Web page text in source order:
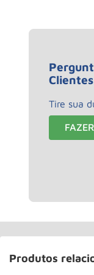
Clientes
Tire sua
Produtos